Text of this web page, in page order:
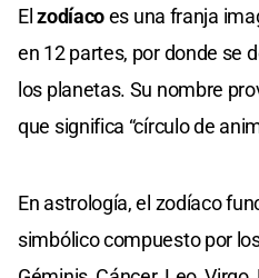
Elzodíacoes una franja
en 12 partes, por donde se
los planetas. Su nombre
que significa “círculo de
En astrología, el zodíaco
simbólico compuesto por